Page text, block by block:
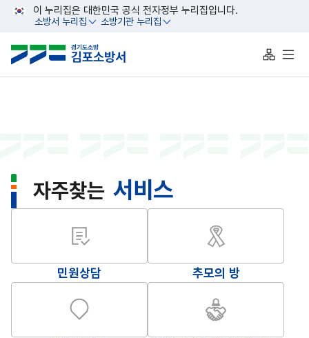
대메뉴 바로가기
본문 바로가기
이 누리집은 대한민국 공식 전자정부 누리집입니다.
소방서 누리집
열기
소방기관 누리집
열기
사이트맵
전체
자주찾는 서비스
민원상담 추모의 방